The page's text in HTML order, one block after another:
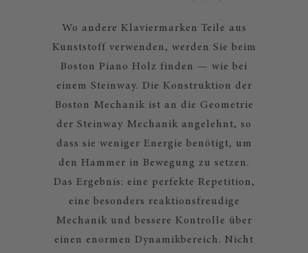
Wo andere Klaviermarken Teile aus
Kunststoff verwenden, werden Sie beim
Boston Piano Holz finden — wie bei
einem Steinway. Die Konstruktion der
Boston Mechanik ist an die Geometrie
der Steinway Mechanik angelehnt, so
dass sie weniger Energie benötigt, um
den Hammer in Bewegung zu setzen.
Das Ergebnis: eine perfekte Repetition,
eine besonders reaktionsfreudige
Mechanik und bessere Kontrolle über
einen enormen Dynamikbereich. Nicht